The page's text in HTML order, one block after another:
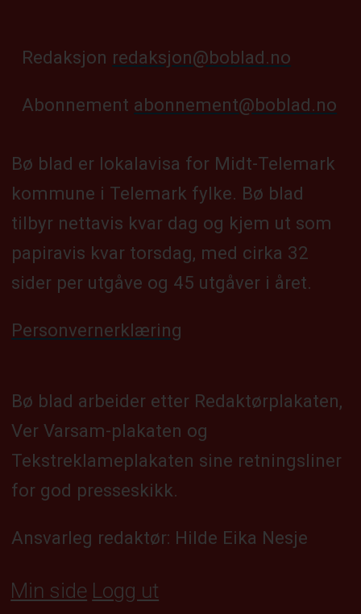
Redaksjon redaksjon@boblad.no
Abonnement abonnement@boblad.no
Bø blad er lokalavisa for Midt-Telemark
kommune i Telemark fylke. Bø blad
tilbyr nettavis kvar dag og kjem ut som
papiravis kvar torsdag, med cirka 32
sider per utgåve og 45 utgåver i året.
Personvernerklæring
Bø blad arbeider etter Redaktørplakaten,
Ver Varsam-plakaten og
Tekstreklameplakaten sine retningsliner
for god presseskikk.
Ansvarleg redaktør: Hilde Eika Nesje
Min side Logg ut